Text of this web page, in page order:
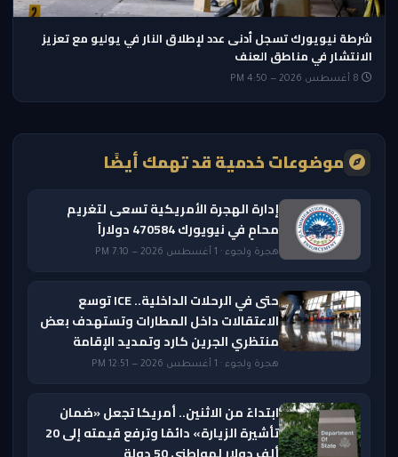
شرطة نيويورك تسجل أدنى عدد لإطلاق النار في يوليو مع تعزيز
الانتشار في مناطق العنف
موضوعات خدمية قد تهمك أيضًا
إدارة الهجرة الأمريكية تسعى لتغريم
محامٍ في نيويورك 470584 دولاراً
هجرة ولجوء · 1 أغسطس 2026 — 7:10 PM
حتى في الرحلات الداخلية.. ICE توسع
الاعتقالات داخل المطارات وتستهدف بعض
منتظري الجرين كارد وتمديد الإقامة
هجرة ولجوء · 1 أغسطس 2026 — 12:51 PM
ابتداءً من الاثنين.. أمريكا تجعل «ضمان
تأشيرة الزيارة» دائمًا وترفع قيمته إلى 20